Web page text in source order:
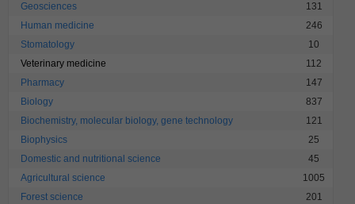
Geosciences
131
Human medicine
246
Stomatology
10
Veterinary medicine
112
Pharmacy
147
Biology
837
Biochemistry, molecular biology, gene technology
121
Biophysics
25
Domestic and nutritional science
45
Agricultural science
1005
Forest science
201